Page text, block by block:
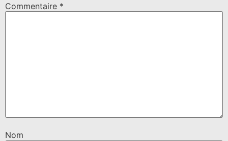
Commentaire *
Nom